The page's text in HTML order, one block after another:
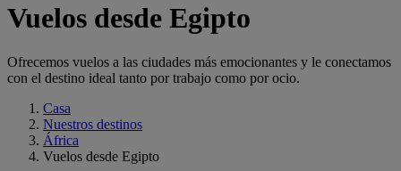
Vuelos desde Egipto
Ofrecemos vuelos a las ciudades más emocionantes y le conectamos
con el destino ideal tanto por trabajo como por ocio.
Casa
Nuestros destinos
África
Vuelos desde Egipto